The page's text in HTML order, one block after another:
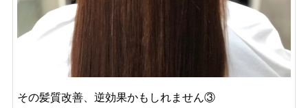
その髪質改善、逆効果かもしれません③